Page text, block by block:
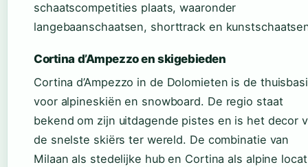
schaatscompetities plaats, waaronder
langebaanschaatsen, shorttrack en
Cortina d’Ampezzo en skigebieden
Cortina d’Ampezzo in de Dolomieten is de
voor alpineskiën en snowboard. De regio staat
bekend om zijn uitdagende pistes en is het decor
de snelste skiërs ter wereld. De combinatie van
Milaan als stedelijke hub en Cortina als alpine